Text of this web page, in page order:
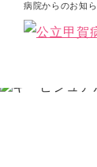
病院からのお知